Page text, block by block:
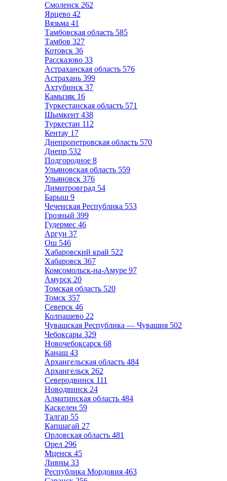
Смоленск 262
Ярцево 42
Вязьма 41
Тамбовская область 585
Тамбов 327
Котовск 36
Рассказово 33
Астраханская область 576
Астрахань 399
Ахтубинск 37
Камызяк 16
Туркестанская область 571
Шымкент 438
Туркестан 112
Кентау 17
Днепропетровская область 570
Днепр 532
Подгородное 8
Ульяновская область 559
Ульяновск 376
Димитровград 54
Барыш 9
Чеченская Республика 553
Грозный 399
Гудермес 46
Аргун 37
Ош 546
Хабаровский край 522
Хабаровск 367
Комсомольск-на-Амуре 97
Амурск 20
Томская область 520
Томск 357
Северск 46
Колпашево 22
Чувашская Республика — Чувашия 502
Чебоксары 329
Новочебоксарск 68
Канаш 43
Архангельская область 484
Архангельск 262
Северодвинск 111
Новодвинск 24
Алматинская область 484
Каскелен 59
Талгар 55
Капшагай 27
Орловская область 481
Орел 296
Мценск 45
Ливны 33
Республика Мордовия 463